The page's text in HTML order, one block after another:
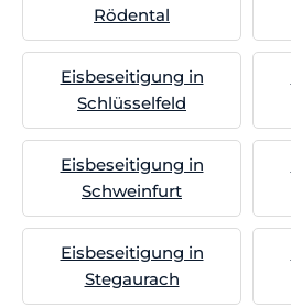
Rödental
Eisbeseitigung in
Schlüsselfeld
Eisbeseitigung in
Schweinfurt
Eisbeseitigung in
Stegaurach